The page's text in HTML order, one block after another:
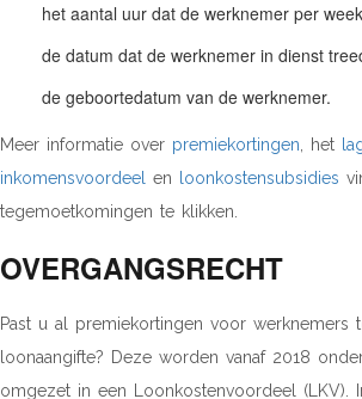
het aantal uur dat de werknemer per
de datum dat de werknemer in dienst
de geboortedatum van de werknemer.
Meer informatie over premiekortingen , het
inkomensvoordeel
en loonkostensubsidies
tegemoetkomingen te klikken.
OVERGANGSRECHT
Past u al premiekortingen voor werknemers
loonaangifte? Deze worden vanaf 2018
omgezet in een Loonkostenvoordeel (LKV).